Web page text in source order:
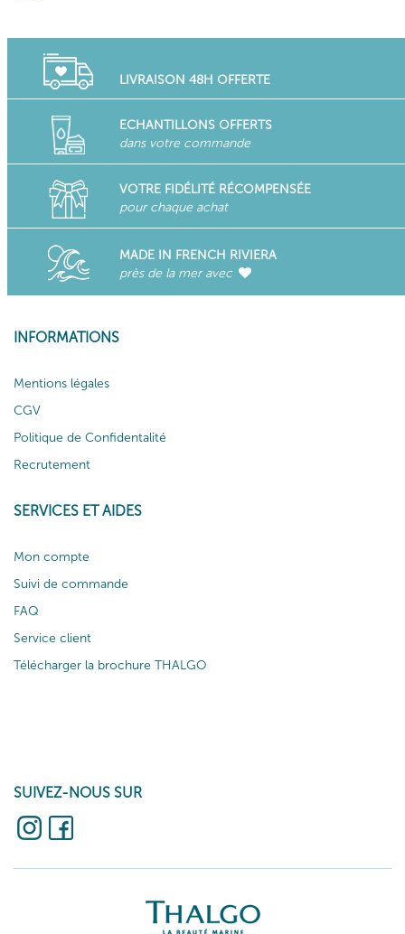
LIVRAISON 48H OFFERTE
ECHANTILLONS OFFERTS
dans votre commande
VOTRE FIDÉLITÉ RÉCOMPENSÉE
pour chaque achat
MADE IN FRENCH RIVIERA
près de la mer avec
INFORMATIONS
Mentions légales
CGV
Politique de Confidentalité
Recrutement
SERVICES ET AIDES
Mon compte
Suivi de commande
FAQ
Service client
Télécharger la brochure THALGO
SUIVEZ-NOUS SUR